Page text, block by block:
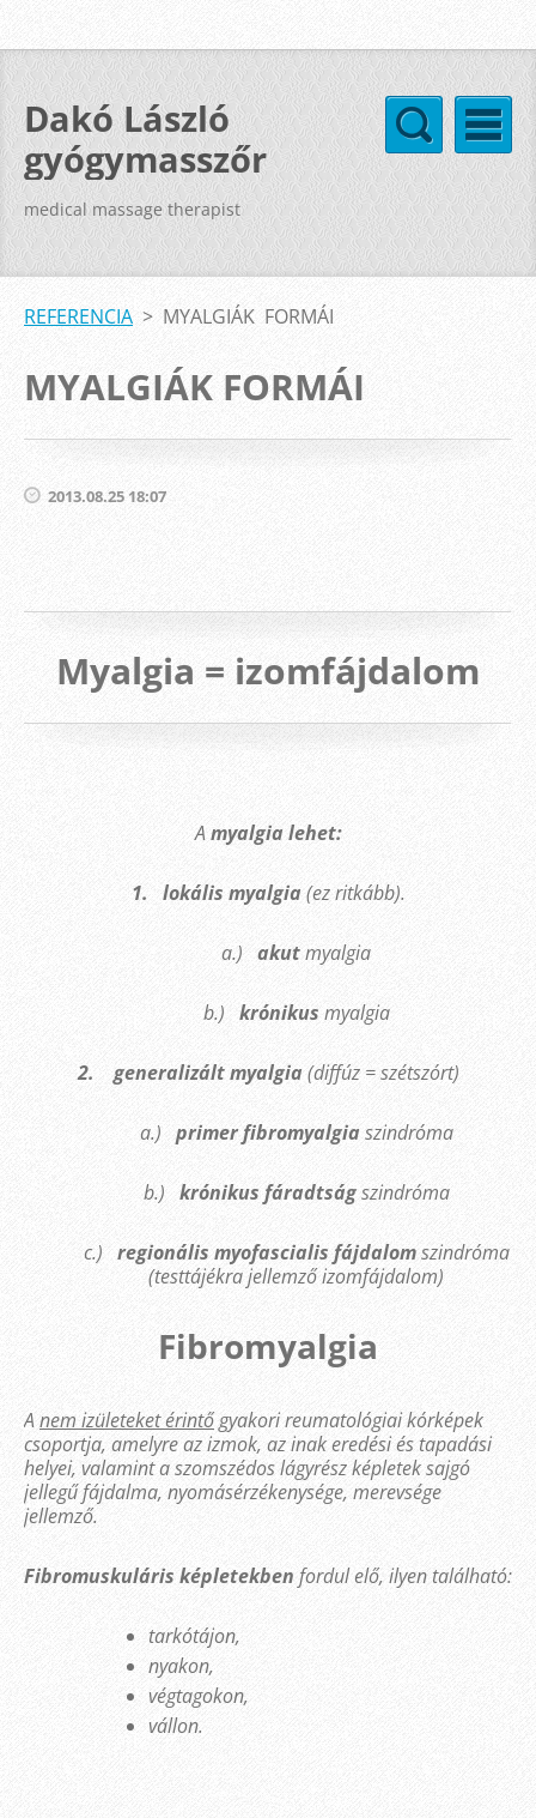
Dakó László
gyógymasszőr
medical massage therapist
REFERENCIA > MYALGIÁK FORMÁI
MYALGIÁK FORMÁI
2013.08.25 18:07
Myalgia = izomfájdalom
Amyalgia lehet:
1. lokális myalgia (ez ritkább).
a.)akutmyalgia
b.) krónikus myalgia
2. generalizált myalgia (diffúz = szétszórt)
a.) primer fibromyalgia szindróma
b.) krónikus fáradtságszindróma
c.) regionális myofascialis fájdalomszindróma
(testtájékra jellemző izomfájdalom)
Fibromyalgia
Anem izületeket érintőgyakori reumatológiai kórképek
csoportja, amelyre az izmok, az inak eredési és tapadási
helyei, valamint a szomszédos lágyrész képletek sajgó
jellegű fájdalma, nyomásérzékenysége, merevsége
jellemző.
Fibromuskuláris képletekben fordul elő, ilyen található:
tarkótájon,
nyakon,
végtagokon,
vállon.